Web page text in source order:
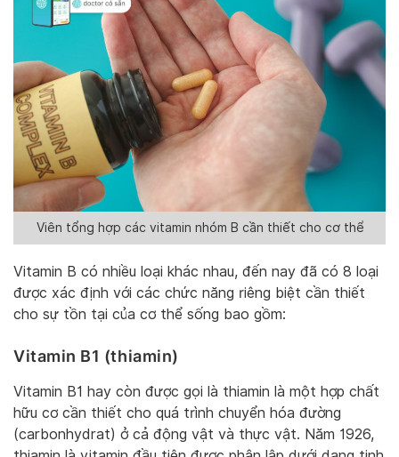
Viên tổng hợp các vitamin nhóm B cần thiết cho cơ thể
Vitamin B có nhiều loại khác nhau, đến nay đã có 8 loại
được xác định với các chức năng riêng biệt cần thiết
cho sự tồn tại của cơ thể sống bao gồm:
Vitamin B1 (thiamin)
Vitamin B1 hay còn được gọi là thiamin là một hợp chất
hữu cơ cần thiết cho quá trình chuyển hóa đường
(carbonhydrat) ở cả động vật và thực vật. Năm 1926,